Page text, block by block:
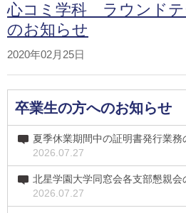
心コミ学科 ラウンドテ
のお知らせ
2020年02月25日
卒業生の方へのお知らせ
夏季休業期間中の証明書発行業務
2026.07.27
北星学園大学同窓会各支部懇親会
2026.07.27